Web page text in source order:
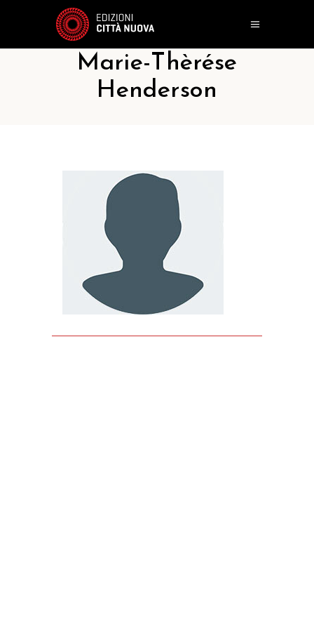
Marie-Thèrése
Henderson